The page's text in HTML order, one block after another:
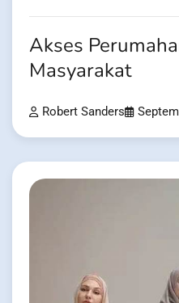
Akses
Masyarakat
Robert Sanders